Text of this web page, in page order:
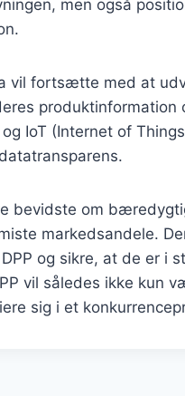
men også
vil fortsætte med at
produktinformation
IoT (Internet of
bevidste om
markedsandele.
og sikre, at de er i
vil således ikke kun
sig i et